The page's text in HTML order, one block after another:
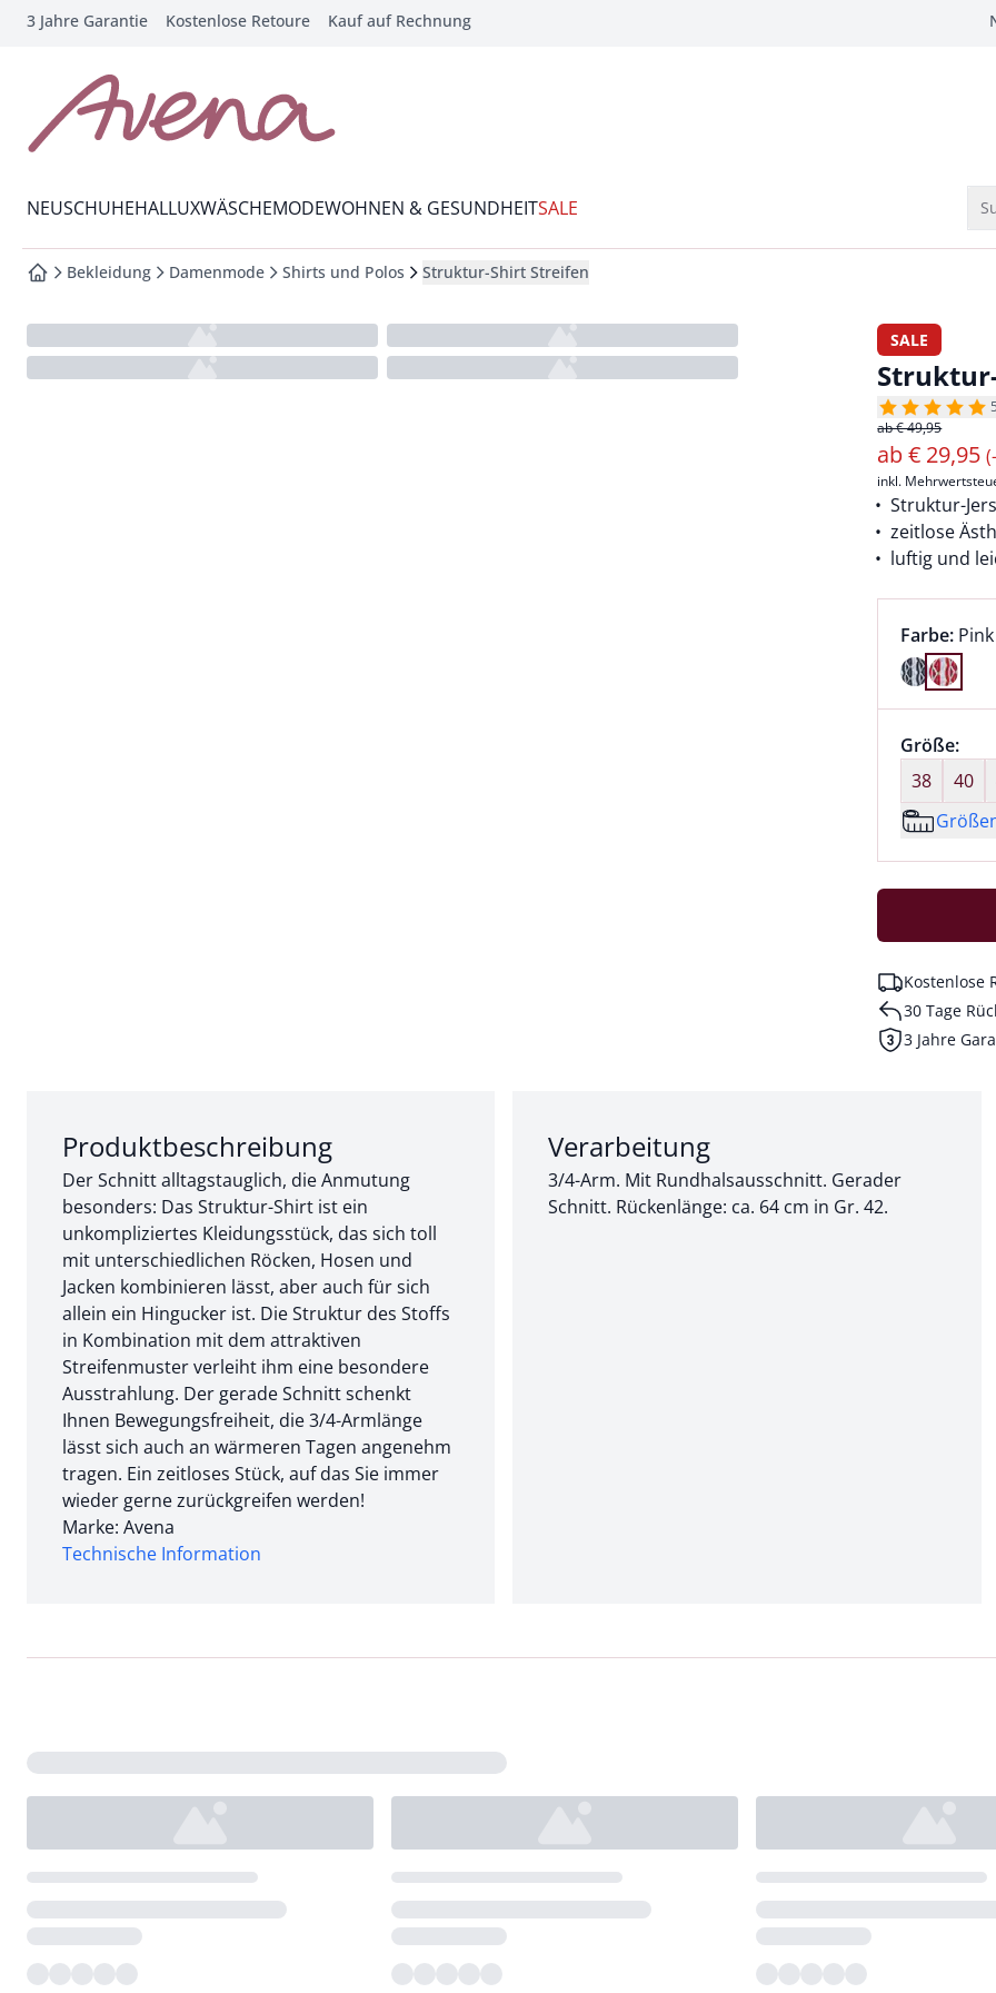
springen
springen
springen
springen
3 Jahre Garantie Kostenlose Retoure Kauf auf Rechnung
zur Startseite
Wechsel in das Menü mit Pfeil-Runter Taste
NEUSCHUHEHALLUXWÄSCHEMODEWOHNEN & GESUNDHEITSALE
zur Startseite
Bekleidung Damenmode Shirts und Polos Struktur-Shirt Streifen
SALE
ab € 49,95
ab€ 29,95
inkl.
Struktur-
zeitlose
luftig und
Farbe: Pink
Farbe Pink
Größe:
38
40
Kostenlose
30 Tage
3 Jahre
Abschnitt 1 von 3:
Produktbeschreibung
Der Schnitt alltagstauglich, die Anmutung
besonders: Das Struktur-Shirt ist ein
unkompliziertes Kleidungsstück, das sich toll
mit unterschiedlichen Röcken, Hosen und
Jacken kombinieren lässt, aber auch für sich
allein ein Hingucker ist. Die Struktur des Stoffs
in Kombination mit dem attraktiven
Streifenmuster verleiht ihm eine besondere
Ausstrahlung. Der gerade Schnitt schenkt
Ihnen Bewegungsfreiheit, die 3/4-Armlänge
lässt sich auch an wärmeren Tagen angenehm
tragen. Ein zeitloses Stück, auf das Sie immer
wieder gerne zurückgreifen werden!
Marke: Avena
Technische Information
Abschnitt 2 von 3:
Verarbeitung
3/4-Arm. Mit Rundhalsausschnitt. Gerader
Schnitt. Rückenlänge: ca. 64 cm in Gr. 42.